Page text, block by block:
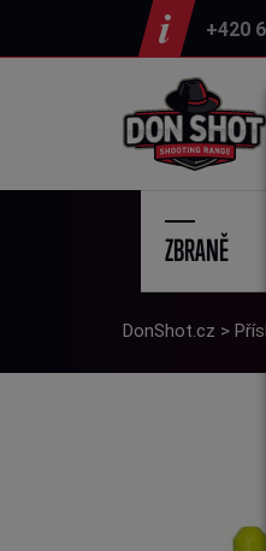
+420
ZBRANĚ
DonShot.cz >